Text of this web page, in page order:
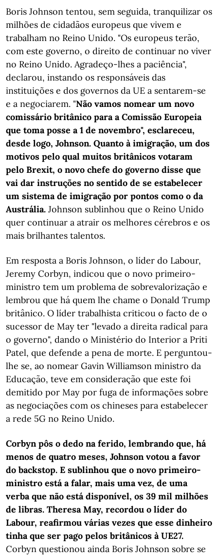
Boris Johnson tentou, sem seguida, tranquilizar os
milhões de cidadãos europeus que vivem e
trabalham no Reino Unido. "Os europeus terão,
com este governo, o direito de continuar no viver
no Reino Unido. Agradeço-lhes a paciência",
declarou, instando os responsáveis das
instituições e dos governos da UE a sentarem-se
e a negociarem. "Não vamos nomear um novo
comissário britânico para a Comissão Europeia
que toma posse a 1 de novembro", esclareceu,
desde logo, Johnson. Quanto à imigração, um dos
motivos pelo qual muitos britânicos votaram
pelo Brexit, o novo chefe do governo disse que
vai dar instruções no sentido de se estabelecer
um sistema de imigração por pontos como o da
Austrália. Johnson sublinhou que o Reino Unido
quer continuar a atrair os melhores cérebros e os
mais brilhantes talentos.
Em resposta a Boris Johnson, o líder do Labour,
Jeremy Corbyn, indicou que o novo primeiro-
ministro tem um problema de sobrevalorização e
lembrou que há quem lhe chame o Donald Trump
britânico. O líder trabalhista criticou o facto de o
sucessor de May ter "levado a direita radical para
o governo", dando o Ministério do Interior a Priti
Patel, que defende a pena de morte. E perguntou-
lhe se, ao nomear Gavin Williamson ministro da
Educação, teve em consideração que este foi
demitido por May por fuga de informações sobre
as negociações com os chineses para estabelecer
a rede 5G no Reino Unido.
Corbyn pôs o dedo na ferido, lembrando que, há
menos de quatro meses, Johnson votou a favor
do backstop. E sublinhou que o novo primeiro-
ministro está a falar, mais uma vez, de uma
verba que não está disponível, os 39 mil milhões
de libras. Theresa May, recordou o líder do
Labour, reafirmou várias vezes que esse dinheiro
tinha que ser pago pelos britânicos à UE27.
Corbyn questionou ainda Boris Johnson sobre se